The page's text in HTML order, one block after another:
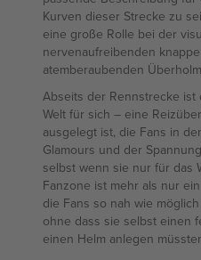
Kurven dieser Strecke zu
eine große Rolle bei der
nervenaufreibenden
atemberaubenden
Abseits der Rennstrecke ist
Welt für sich – eine
ausgelegt ist, die Fans in
Glamours und der
selbst wenn sie nur für das
Fanzone ist mehr als nur
die Fans so nah wie
ohne dass sie selbst einen
einen Helm anlegen